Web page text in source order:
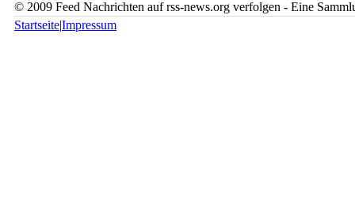
© 2009 Feed Nachrichten auf rss-news.org verfolgen - Eine
Startseite|Impressum